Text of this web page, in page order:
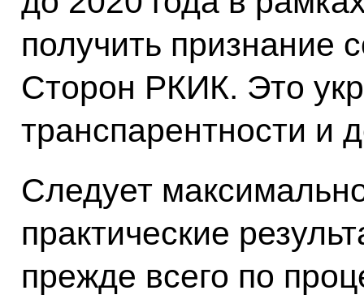
получить признание
Сторон РКИК. Это
транспарентности и
Следует
практические
прежде всего по